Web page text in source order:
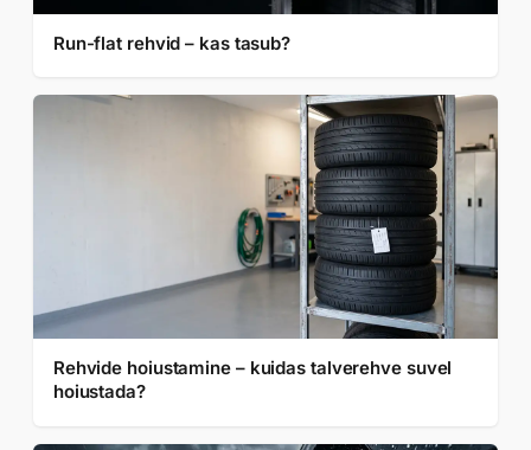
Run-flat rehvid – kas tasub?
Rehvide hoiustamine – kuidas talverehve suvel
hoiustada?